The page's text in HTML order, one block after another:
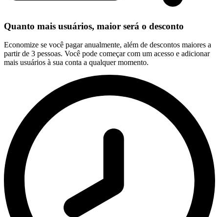
Quanto mais usuários, maior será o desconto
Economize se você pagar anualmente, além de descontos maiores a
partir de 3 pessoas. Você pode começar com um acesso e adicionar
mais usuários à sua conta a qualquer momento.